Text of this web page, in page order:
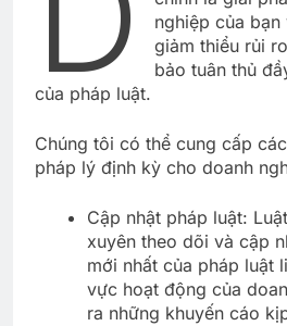
nghiệp của bạn
giảm thiểu rủi
bảo tuân thủ
của pháp luật.
Chúng tôi có thể cung cấp
pháp lý định kỳ cho doanh
Cập nhật pháp luật:
xuyên theo dõi và cập
mới nhất của pháp luật
vực hoạt động của
ra những khuyến cáo